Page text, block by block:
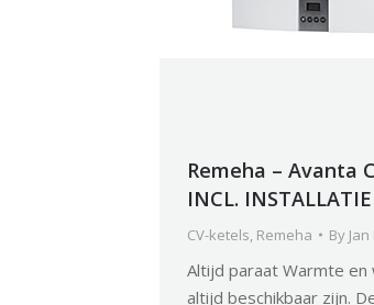
Remeha – Avanta
INCL. INSTALLATIE
CV-ketels, Remeha By
Altijd paraat Warmte
altijd beschikbaar zijn.